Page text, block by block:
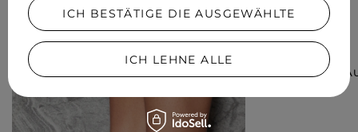
IN EINER ÄHNLICHEN FARBE
MARRON –
ICH BESTÄTIGE DIE AUSGEWÄHLTE
ICH LEHNE ALLE